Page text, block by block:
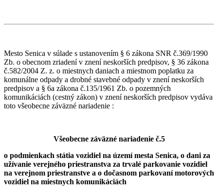
Mesto Senica v súlade s ustanovením § 6 zákona SNR č.369/1990
Zb. o obecnom zriadení v znení neskorších predpisov, § 36 zákona
č.582/2004 Z. z. o miestnych daniach a miestnom poplatku za
komunálne odpady a drobné stavebné odpady v znení neskorších
predpisov a § 6a zákona č.135/1961 Zb. o pozemných
komunikáciách (cestný zákon) v znení neskorších predpisov vydáva
toto všeobecne záväzné nariadenie :
Všeobecne záväzné nariadenie č.5
o podmienkach státia vozidiel na území mesta Senica, o dani za
užívanie verejného priestranstva za trvalé parkovanie vozidiel
na verejnom priestranstve a o dočasnom parkovaní motorových
vozidiel na miestnych komunikáciách